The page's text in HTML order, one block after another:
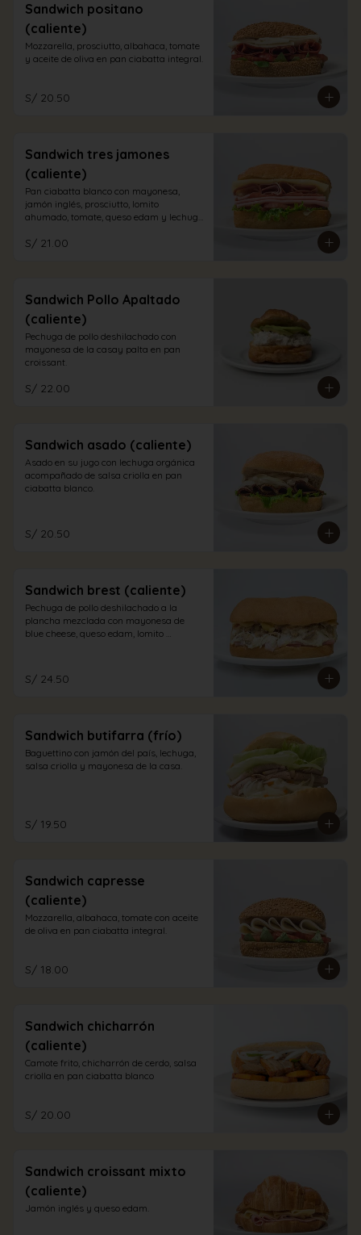
Sandwich positano
(caliente)
Mozzarella, prosciutto, albahaca, tomate
y aceite de oliva en pan ciabatta integral.
S/ 20.50
Sandwich tres jamones
(caliente)
Pan ciabatta blanco con mayonesa,
jamón inglés, prosciutto, lomito
ahumado, tomate, queso edam y lechuga
S/ 21.00
Sandwich Pollo Apaltado
(caliente)
Pechuga de pollo deshilachado con
mayonesa de la casay palta en pan
croissant.
S/ 22.00
Sandwich asado (caliente)
Asado en su jugo con lechuga orgánica
acompañado de salsa criolla en pan
ciabatta blanco.
S/ 20.50
Sandwich brest (caliente)
Pechuga de pollo deshilachado a la
plancha mezclada con mayonesa de
blue cheese, queso edam, lomito
S/ 24.50
Sandwich butifarra (frío)
Baguettino con jamón del país, lechuga,
salsa criolla y mayonesa de la casa.
S/ 19.50
Sandwich capresse
(caliente)
Mozzarella, albahaca, tomate con aceite
de oliva en pan ciabatta integral.
S/ 18.00
Sandwich chicharrón
(caliente)
Camote frito, chicharrón de cerdo, salsa
criolla en pan ciabatta blanco
S/ 20.00
Sandwich croissant mixto
(caliente)
Jamón inglés y queso edam.